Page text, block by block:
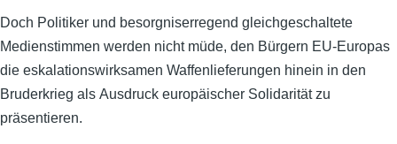
Doch Politiker und besorgniserregend gleichgeschaltete
Medienstimmen werden nicht müde, den Bürgern EU-Europas
die eskalationswirksamen Waffenlieferungen hinein in den
Bruderkrieg als Ausdruck europäischer Solidarität zu
präsentieren.